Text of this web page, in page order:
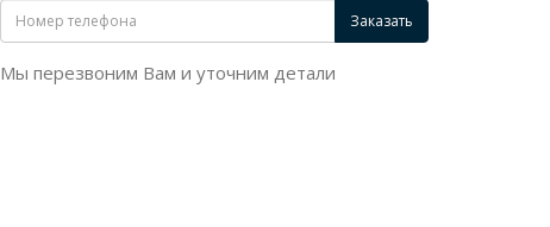
Заказать
Мы перезвоним Вам и уточним детали